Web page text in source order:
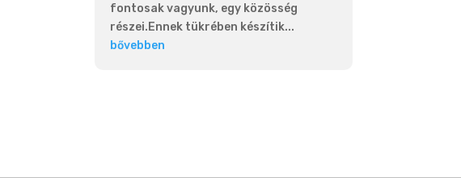
fontosak vagyunk, egy közösség
részei.Ennek tükrében készítik...
bővebben